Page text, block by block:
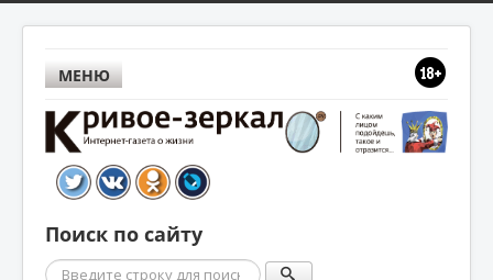
МЕНЮ
Поиск по сайту
Поиск